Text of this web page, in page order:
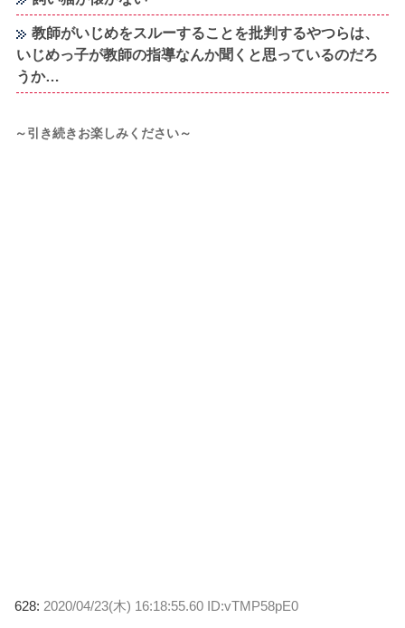
教師がいじめをスルーすることを批判するやつらは、
いじめっ子が教師の指導なんか聞くと思っているのだろ
うか…
～引き続きお楽しみください～
628: 2020/04/23(木) 16:18:55.60 ID:vTMP58pE0